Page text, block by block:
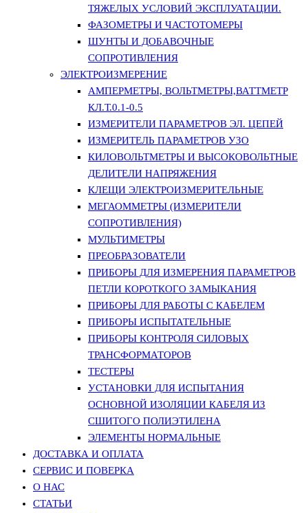
ТЯЖЕЛЫХ УСЛОВИЙ ЭКСПЛУАТАЦИИ.
ФАЗОМЕТРЫ И ЧАСТОТОМЕРЫ
ШУНТЫ И ДОБАВОЧНЫЕ
СОПРОТИВЛЕНИЯ
ЭЛЕКТРОИЗМЕРЕНИЕ
АМПЕРМЕТРЫ, ВОЛЬТМЕТРЫ,ВАТТМЕТР
КЛ.Т.0.1-0.5
ИЗМЕРИТЕЛИ ПАРАМЕТРОВ ЭЛ. ЦЕПЕЙ
ИЗМЕРИТЕЛЬ ПАРАМЕТРОВ УЗО
КИЛОВОЛЬТМЕТРЫ И ВЫСОКОВОЛЬТНЫЕ
ДЕЛИТЕЛИ НАПРЯЖЕНИЯ
КЛЕЩИ ЭЛЕКТРОИЗМЕРИТЕЛЬНЫЕ
МЕГАОММЕТРЫ (ИЗМЕРИТЕЛИ
СОПРОТИВЛЕНИЯ)
МУЛЬТИМЕТРЫ
ПРЕОБРАЗОВАТЕЛИ
ПРИБОРЫ ДЛЯ ИЗМЕРЕНИЯ ПАРАМЕТРОВ
ПЕТЛИ КОРОТКОГО ЗАМЫКАНИЯ
ПРИБОРЫ ДЛЯ РАБОТЫ С КАБЕЛЕМ
ПРИБОРЫ ИСПЫТАТЕЛЬНЫЕ
ПРИБОРЫ КОНТРОЛЯ СИЛОВЫХ
ТРАНСФОРМАТОРОВ
ТЕСТЕРЫ
УСТАНОВКИ ДЛЯ ИСПЫТАНИЯ
ОСНОВНОЙ ИЗОЛЯЦИИ КАБЕЛЯ ИЗ
СШИТОГО ПОЛИЭТИЛЕНА
ЭЛЕМЕНТЫ НОРМАЛЬНЫЕ
ДОСТАВКА И ОПЛАТА
СЕРВИС И ПОВЕРКА
О НАС
СТАТЬИ